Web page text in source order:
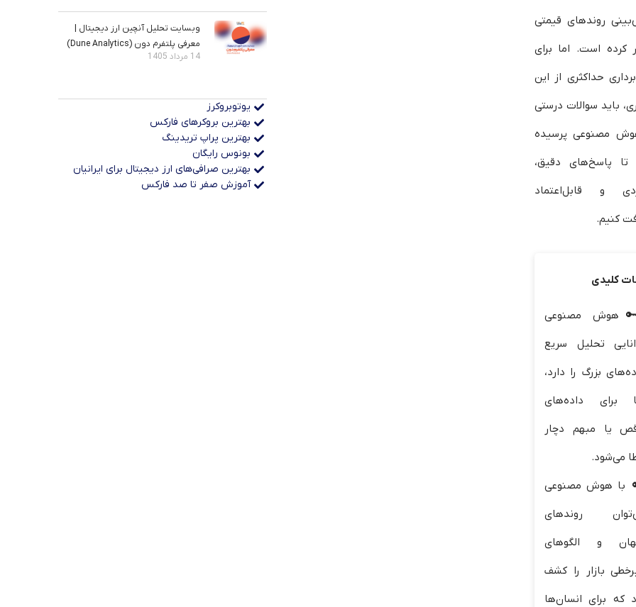
روندهای قیمتی
کرده است. اما برای
حداکثری از این
باید سوالات درستی
مصنوعی پرسیده
تا پاسخ‌های دقیق،
و قابل‌اعتماد
کنیم.
کلیدی
هوش مصنوعی
تحلیل سریع
بزرگ را دارد،
برای داده‌های
یا مبهم دچار
می‌شود.
با هوش مصنوعی
روندهای
و الگوهای
بازار را کشف
که برای انسان‌ها
وبسایت تحلیل آنچین ارز دیجیتال |
معرفی پلتفرم دون (Dune Analytics)
14 مرداد 1405
یوتوبروکرز
بهترین بروکرهای فارکس
بهترین پراپ‌ تریدینگ
بونوس رایگان
بهترین صرافی‌های ارز دیجیتال برای ایرانیان
آموزش صفر تا صد فارکس